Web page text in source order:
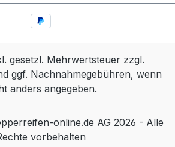
gesetzl. Mehrwertsteuer zzgl.
ggf. Nachnahmegebühren, wenn
anders angegeben.
online.de AG 2026 - Alle
vorbehalten